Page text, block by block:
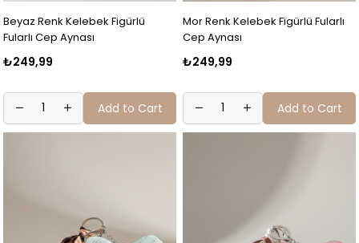
Beyaz Renk Kelebek Figürlü
Fularlı Cep Aynası
₺249,99
Add to Cart
Mor Renk Kelebek Figürlü Fularlı
Cep Aynası
₺249,99
Add to Cart